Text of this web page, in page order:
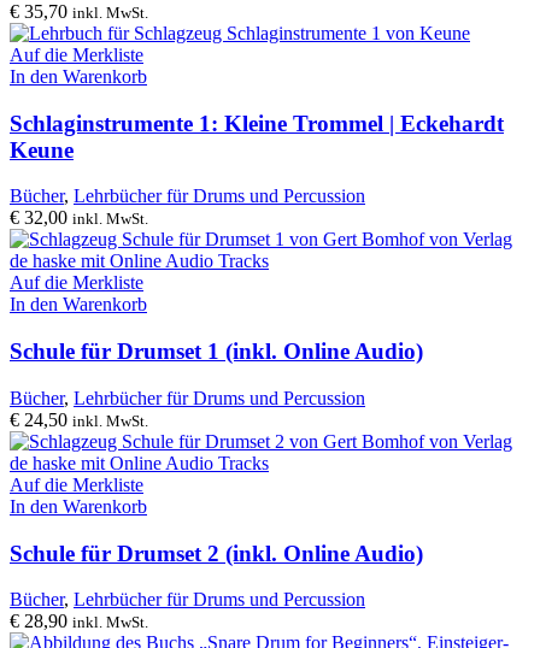
€ 35,70 inkl. MwSt.
Auf die Merkliste
In den Warenkorb
Schlaginstrumente 1: Kleine Trommel | Eckehardt
Keune
Bücher, Lehrbücher für Drums und Percussion
€ 32,00 inkl. MwSt.
Auf die Merkliste
In den Warenkorb
Schule für Drumset 1 (inkl. Online Audio)
Bücher, Lehrbücher für Drums und Percussion
€ 24,50 inkl. MwSt.
Auf die Merkliste
In den Warenkorb
Schule für Drumset 2 (inkl. Online Audio)
Bücher, Lehrbücher für Drums und Percussion
€ 28,90 inkl. MwSt.